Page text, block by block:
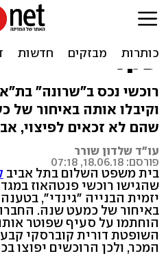
הפנטהאוז נמסר
שקל
רוכשי נכס ב"שרונה" בת"א
וקיבלו אותה באיחור של
שהם לא זכאים לפיצוי,
עו"ד שלדון שורר
פורסם: 18.06.18, 07:18
בית משפט השלום בתל אביב
שהגישו רוכשי פנטהאוז
יזמית הבנייה "גינדי",
באיחור של כמעט שנה.
הוחתמו על סעיף שפוטר
השופטת דורית קוברסקי
המכר, ולכן הרוכשים יפוצו בכ-300 אלף